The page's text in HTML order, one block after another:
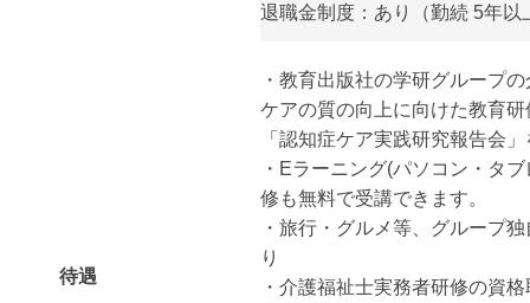
退職金制度：あり（勤続 5年以
待遇
・教育出版社の学研グループ
ケアの質の向上に向けた教育
「認知症ケア実践研究報告会
・Eラーニング(パソコン・タ
修も無料で受講できます。
・旅行・グルメ等、グループ
り
・介護福祉士実務者研修の資